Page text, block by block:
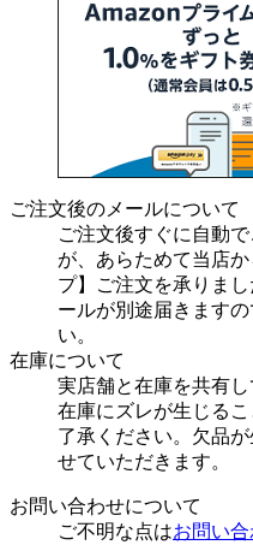
ご注文後のメールについて
ご注文後すぐに自動
が、あらためて当店
プ】ご注文を承りま
ールが別途届きます
い。
在庫について
実店舗と在庫を共有
在庫にズレが生じる
了承ください。欠品
せていただきます。
お問い合わせについて
ご不明な点はお問い